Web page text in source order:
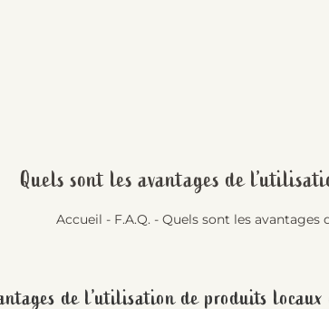
Quels sont les avantages de
Accueil - F.A.Q. - Quels sont les avantages
de l’utilisation de produits